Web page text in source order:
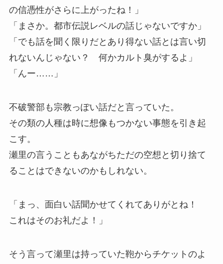
の信憑性がさらに上がったね！」
「まさか。都市伝説レベルの話じゃないですか」
「でも話を聞く限りだとあり得ない話とは言い切
れないんじゃない？ 何かカルト臭がするよ」
「んー……」
不破警部も宗教っぽい話だと言っていた。
その類の人種は時に想像もつかない事態を引き起
こす。
瀬里の言うこともあながちただの空想と切り捨て
ることはできないのかもしれない。
「まっ、面白い話聞かせてくれてありがとね！
これはそのお礼だよ！」
そう言って瀬里は持っていた鞄からチケットのよ